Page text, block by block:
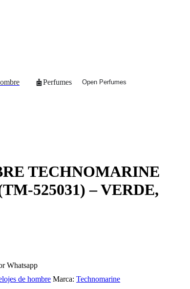
Perfumes Open Perfumes
TECHNOMARINE
525031) – VERDE,
Whatsapp
de hombre Marca:Technomarine